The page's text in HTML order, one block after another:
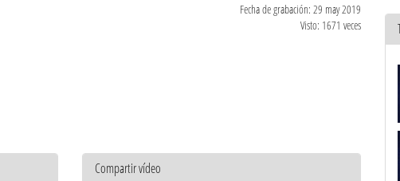
Fecha de grabación: 29 may 2019
Visto: 1671 veces
Compartir vídeo